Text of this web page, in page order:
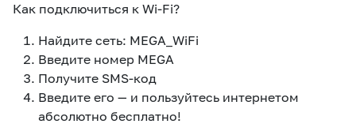
Как подключиться к Wi-Fi?
Найдите сеть: MEGA_WiFi
Введите номер MEGA
Получите SMS-код
Введите его — и пользуйтесь интернетом
абсолютно бесплатно!